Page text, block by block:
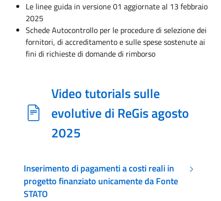
Le linee guida in versione 01 aggiornate al 13 febbraio
2025
Schede Autocontrollo per le procedure di selezione dei
fornitori, di accreditamento e sulle spese sostenute ai
fini di richieste di domande di rimborso
Video tutorials sulle
evolutive di ReGis agosto
2025
Inserimento di pagamenti a costi reali in
progetto finanziato unicamente da Fonte
STATO